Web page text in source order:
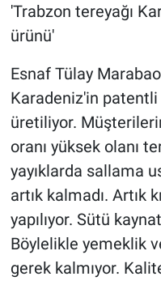
'Trabzon tereyağı
ürünü'
Esnaf Tülay
Karadeniz'in
üretiliyor.
oranı yüksek olanı
yayıklarda sallama
artık kalmadı. Artık
yapılıyor. Sütü
Böylelikle yemeklik
gerek kalmıyor.